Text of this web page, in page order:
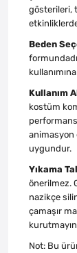
gösterileri,
Beden
Kullanım
kostüm
animasyon
uygundur.
Yıkama
önerilmez.
nazikçe
çamaşır
Not: Bu